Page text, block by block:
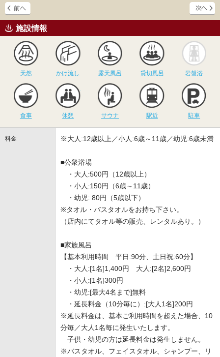
施設情報
天然
かけ流し
かけ流し
露天風呂
露天風呂
貸切風呂
貸切風呂 岩盤浴
食事 休憩
サウナ
サウナ 駅近 駐車
料金 ※大人:12歳以上／小人:6歳～11歳／幼児:6歳未満
■公衆浴場
・大人:500円（12歳以上）
・小人:150円（6歳～11歳）
・幼児: 80円（5歳以下）
※タオル・バスタオルをお持ち下さい。
（店内にてタオル等の販売、レンタルあり。）
■家族風呂
【基本利用時間 平日:90分、土日祝:60分】
・大人:[1名]1,400円 大人:[2名]2,600円
・小人:[1名]300円
・幼児:[最大4名まで]無料
・延長料金（10分毎に）:[大人1名]200円
※延長料金は、基本ご利用時間を超えた場合、10
分毎／大人1名毎に発生いたします。
子供・幼児の方は延長料金は発生しません。
※バスタオル、フェイスタオル、シャンプー、リ